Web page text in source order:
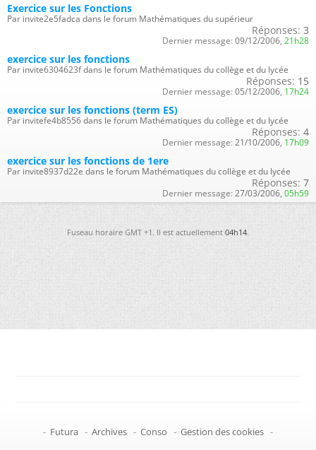
Exercice sur les Fonctions
Par invite2e5fadca dans le forum Mathématiques du supérieur
Réponses: 3
Dernier message: 09/12/2006, 21h28
exercice sur les fonctions
Par invite6304623f dans le forum Mathématiques du collège et du lycée
Réponses: 15
Dernier message: 05/12/2006, 17h24
exercice sur les fonctions (term ES)
Par invitefe4b8556 dans le forum Mathématiques du collège et du lycée
Réponses: 4
Dernier message: 21/10/2006, 17h09
exercice sur les fonctions de 1ere
Par invite8937d22e dans le forum Mathématiques du collège et du lycée
Réponses: 7
Dernier message: 27/03/2006, 05h59
Fuseau horaire GMT +1. Il est actuellement04h14.
- Futura - Archives - Conso - Gestion des cookies -